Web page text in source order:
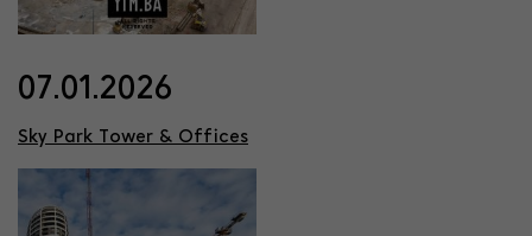
07.01.2026
Sky Park Tower & Offices